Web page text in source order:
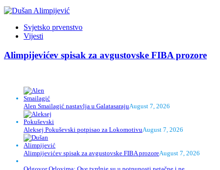
Svjetsko prvenstvo
Vijesti
Alimpijevićev spisak za avgustovske FIBA prozore
Alen Smailagić nastavlja u GalatasarajuAugust 7, 2026
Aleksej Pokuševski potpisao za LokomotivuAugust 7, 2026
Alimpijevićev spisak za avgustovske FIBA prozoreAugust 7, 2026